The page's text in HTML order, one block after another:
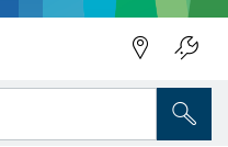
EXPERT